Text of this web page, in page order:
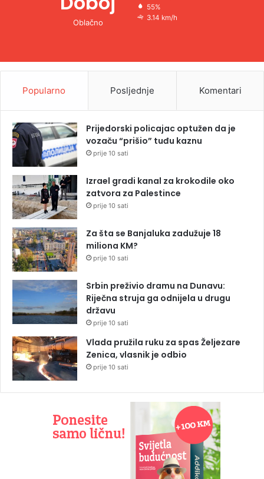
Oblačno
55%
3.14 km/h
Popularno Posljednje Komentari
Prijedorski policajac optužen da je
vozaču “prišio” tuđu kaznu
prije 10 sati
Izrael gradi kanal za krokodile oko
zatvora za Palestince
prije 10 sati
Za šta se Banjaluka zadužuje 18
miliona KM?
prije 10 sati
Srbin preživio dramu na Dunavu:
Riječna struja ga odnijela u drugu
državu
prije 10 sati
Vlada pružila ruku za spas Željezare
Zenica, vlasnik je odbio
prije 10 sati